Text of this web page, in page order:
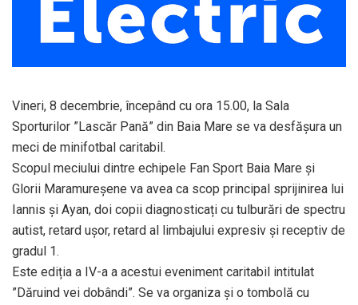
Vineri, 8 decembrie, începând cu ora 15.00, la Sala
Sporturilor ”Lascăr Pană” din Baia Mare se va desfășura un
meci de minifotbal caritabil.
Scopul meciului dintre echipele Fan Sport Baia Mare și
Glorii Maramureșene va avea ca scop principal sprijinirea lui
Iannis și Ayan, doi copii diagnosticați cu tulburări de spectru
autist, retard ușor, retard al limbajului expresiv și receptiv de
gradul 1.
Este ediția a IV-a a acestui eveniment caritabil intitulat
”Dăruind vei dobândi”. Se va organiza și o tombolă cu